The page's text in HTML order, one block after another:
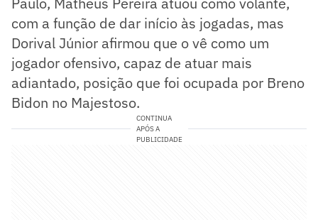
com a função de dar início às jogadas, mas
Dorival Júnior afirmou que o vê como um
jogador ofensivo, capaz de atuar mais
adiantado, posição que foi ocupada por Breno
Bidon no Majestoso.
CONTINUA
APÓS A
PUBLICIDADE